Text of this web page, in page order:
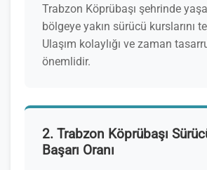
Trabzon Köprübaşı şehrinde
bölgeye yakın sürücü kurslarını
Ulaşım kolaylığı ve zaman
önemlidir.
2. Trabzon Köprübaşı
Başarı Oranı